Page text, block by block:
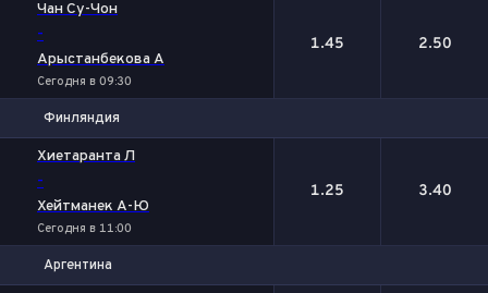
Чан Су-Чон
-
Арыстанбекова А
Сегодня в 09:30
1.45 2.50
Финляндия
Хиетаранта Л
-
Хейтманек А-Ю
Сегодня в 11:00
1.25 3.40
Аргентина